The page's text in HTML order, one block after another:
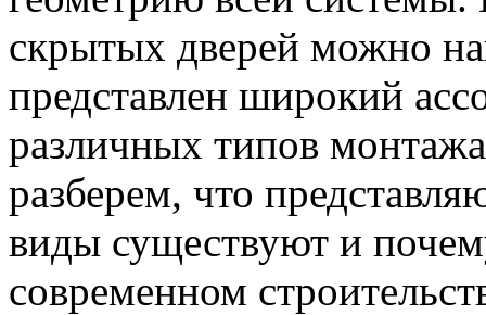
скрытых дверей можно
представлен широкий
различных типов
разберем, что
виды существуют и
современном